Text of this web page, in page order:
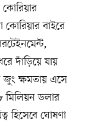
কোরিয়ার বাইরে
দাঁড়িয়ে যায়
জুং ক্ষমতায় এসে
মিলিয়ন ডলার
হিসেবে ঘোষণা